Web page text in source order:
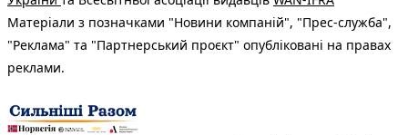
Матеріали з позначками "Новини компаній", "Прес-служба",
"Реклама" та "Партнерський проєкт" опубліковані на правах
реклами.